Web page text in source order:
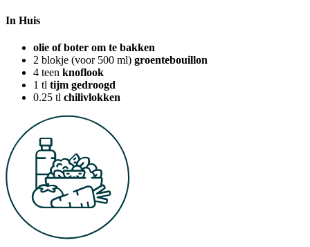
In Huis
olie of boter om te bakken
2 blokje (voor 500 ml) groentebouillon
4 teen knoflook
1 tl tijm gedroogd
0.25 tl chilivlokken